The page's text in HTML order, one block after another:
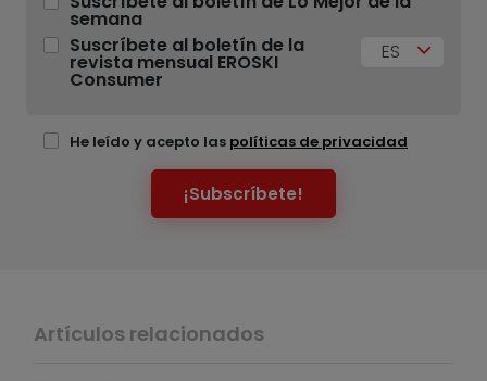
semana
Suscríbete al boletín de la
revista mensual EROSKI
Consumer
ES
He leído y acepto las políticas de privacidad
¡Subscríbete!
Artículos relacionados